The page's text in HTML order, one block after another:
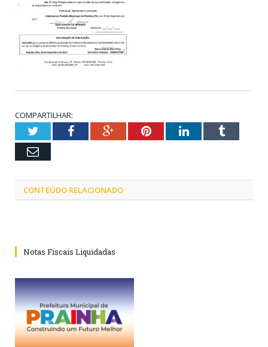
COMPARTILHAR:
TwitterFacebookGoogle+PinterestLinkedInTumblr
Email
CONTEÚDO RELACIONADO
Notas Fiscais Liquidadas